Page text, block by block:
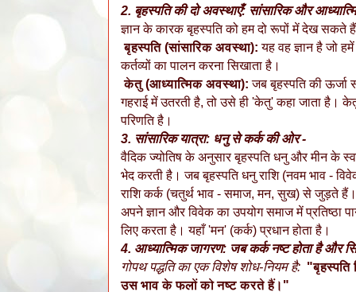
2. बृहस्पति की दो अवस्थाएँ: सांसारिक और
ज्ञान के कारक बृहस्पति को हम दो रूपों में देख सकते
बृहस्पति (सांसारिक अवस्था): यह वह ज्ञान है जो
कर्तव्यों का पालन करना सिखाता है।
केतु (आध्यात्मिक अवस्था):जब बृहस्पति की
गहराई में उतरती है, तो उसे ही 'केतु' कहा जाता है।
परिणति है।
3. सांसारिक यात्रा: धनु से कर्क की ओर -
वैदिक ज्योतिष के अनुसार बृहस्पति धनु और मीन के
भेद करती है। जब बृहस्पति धनु राशि (नवम भाव -
राशि कर्क (चतुर्थ भाव - समाज, मन, सुख) से जुड़ते हैं।
अपने ज्ञान और विवेक का उपयोग समाज में प्रतिष्ठा
लिए करता है। यहाँ 'मन' (कर्क) प्रधान होता है।
4. आध्यात्मिक जागरण: जब कर्क नष्ट होता है और
गोपथ पद्धति का एक विशेष शोध-नियम है: "बृहस्पति
उस भाव के फलों को नष्ट करते हैं।"